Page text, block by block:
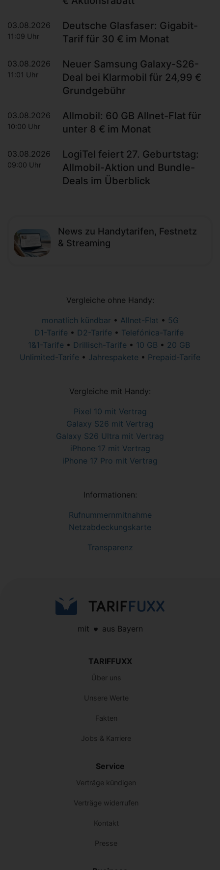
03.08.2026
11:09 Uhr
Deutsche Glasfaser: Gigabit-
Tarif für 30 € im Monat
03.08.2026
11:01 Uhr
Neuer Samsung Galaxy-S26-
Deal bei Klarmobil für 24,99 €
Grundgebühr
03.08.2026
10:00 Uhr
Allmobil: 60 GB Allnet-Flat für
unter 8 € im Monat
03.08.2026
09:00 Uhr
LogiTel feiert 27. Geburtstag:
Allmobil-Aktion und Bundle-
Deals im Überblick
News zu Handytarifen, Festnetz
& Streaming
Vergleiche ohne Handy:
monatlich kündbar • Allnet-Flat • 5G
D1-Tarife • D2-Tarife • Telefónica-Tarife
1&1-Tarife • Drillisch-Tarife • 10 GB • 20 GB
Unlimited-Tarife • Jahrespakete • Prepaid-Tarife
Vergleiche mit Handy:
Pixel 10 mit Vertrag
Galaxy S26 mit Vertrag
Galaxy S26 Ultra mit Vertrag
iPhone 17 mit Vertrag
iPhone 17 Pro mit Vertrag
Informationen:
Rufnummernmitnahme
Netzabdeckungskarte
Transparenz
mit aus Bayern
TARIFFUXX
Über uns
Unsere Werte
Fakten
Jobs & Karriere
Service
Verträge kündigen
Verträge widerrufen
Kontakt
Presse